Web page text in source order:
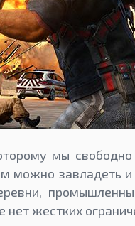
мы
можно завладеть
нет жестких